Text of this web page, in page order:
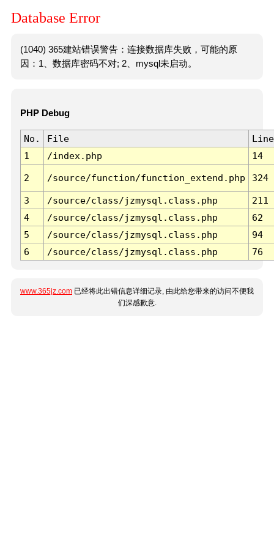
Database Error
(1040) 365建站错误警告：连接数据库失败，可能的原
因：1、数据库密码不对; 2、mysql未启动。
PHP Debug
No. File
Line
1
/index.php 14
2 /source/function/function_extend.php 324
3 /source/class/jzmysql.class.php
211
4
/source/class/jzmysql.class.php
62
5
/source/class/jzmysql.class.php
94
6
/source/class/jzmysql.class.php 76
www.365jz.com 已经将此出错信息详细记录, 由此给您带来的访问不便我
们深感歉意.